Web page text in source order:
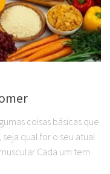
coisas básicas que
qual for o seu atual
Cada um tem